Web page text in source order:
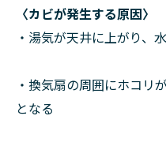
〈カビが発生する原因〉
・湯気が天井に上がり、
・換気扇の周囲にホコリ
となる